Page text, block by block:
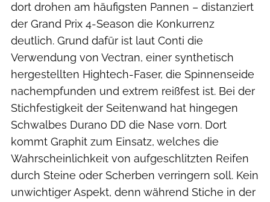
dort drohen am häufigsten Pannen – distanziert
der Grand Prix 4-Season die Konkurrenz
deutlich. Grund dafür ist laut Conti die
Verwendung von Vectran, einer synthetisch
hergestellten Hightech-Faser, die Spinnenseide
nachempfunden und extrem reißfest ist. Bei der
Stichfestigkeit der Seitenwand hat hingegen
Schwalbes Durano DD die Nase vorn. Dort
kommt Graphit zum Einsatz, welches die
Wahrscheinlichkeit von aufgeschlitzten Reifen
durch Steine oder Scherben verringern soll. Kein
unwichtiger Aspekt, denn während Stiche in der